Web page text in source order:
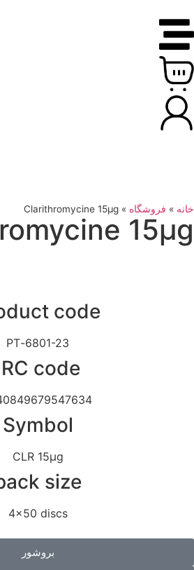
خانه » فروشگاه »
Clarithromycine 15μg
15μg
code
6801-23-PT
code
Symbol
CLR 15μg
size
4x50 discs
بروشور